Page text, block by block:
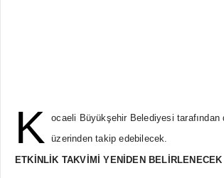
K
ocaeli Büyükşehir Belediyesi tarafından
üzerinden takip edebilecek.
ETKİNLİK TAKVİMİ YENİDEN BELİRLENECEK